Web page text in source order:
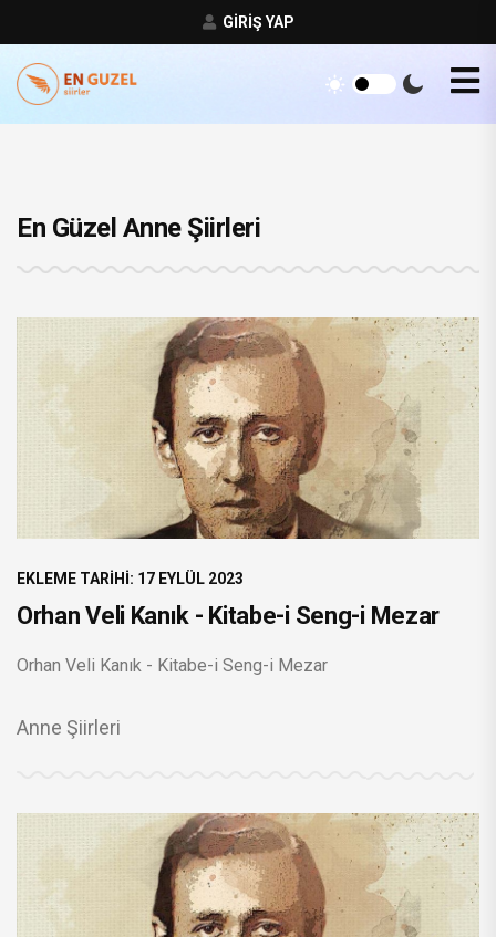
GIRIŞ YAP
En Güzel Anne Şiirleri
EKLEME TARIHI: 17 EYLÜL 2023
Orhan Veli Kanık - Kitabe-i Seng-i Mezar
Orhan Veli Kanık - Kitabe-i Seng-i Mezar
Anne Şiirleri